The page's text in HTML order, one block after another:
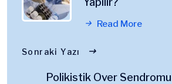
Read More
Sonraki Yazı
Polikistik Over Sendromu